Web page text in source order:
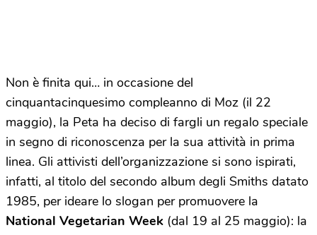
Non è finita qui… in occasione del
cinquantacinquesimo compleanno di Moz (il 22
maggio), la Peta ha deciso di fargli un regalo speciale
in segno di riconoscenza per la sua attività in prima
linea. Gli attivisti dell’organizzazione si sono ispirati,
infatti, al titolo del secondo album degli Smiths datato
1985, per ideare lo slogan per promuovere la
National Vegetarian Week (dal 19 al 25 maggio): la